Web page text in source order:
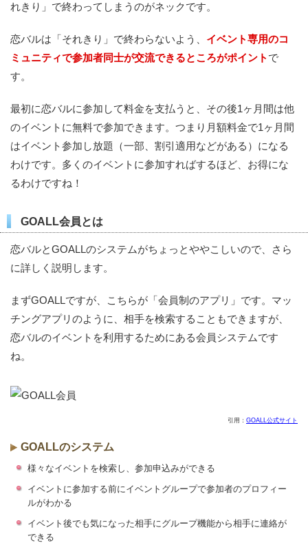
れきり」で終わってしまうのがネックです。
恋バルは「それきり」で終わらないよう、 イベント専用のコ
ミュニティで参加者同士が交流できるところがポイント で
す。
最初に恋バルに参加して料金を支払うと、その後1ヶ月間は他
のイベントに無料で参加できます。つまり月額料金で1ヶ月間
はイベント参加し放題（一部、割引適用などがある）になる
わけです。多くのイベントに参加すればするほど、お得にな
るわけですね！
GOALL会員とは
恋バルとGOALLのシステムがちょっとややこしいので、さら
に詳しく説明します。
まずGOALLですが、こちらが「会員制のアプリ」です。マッ
チングアプリのように、相手を検索することもできますが、
恋バルのイベントを利用するためにある会員システムです
ね。
引用： GOALL公式サイト
GOALLのシステム
様々なイベントを検索し、参加申込みができる
イベントに参加する前にイベントグループで参加者のプロフィー
ルがわかる
イベント後でも気になった相手にグループ機能から相手に連絡が
できる